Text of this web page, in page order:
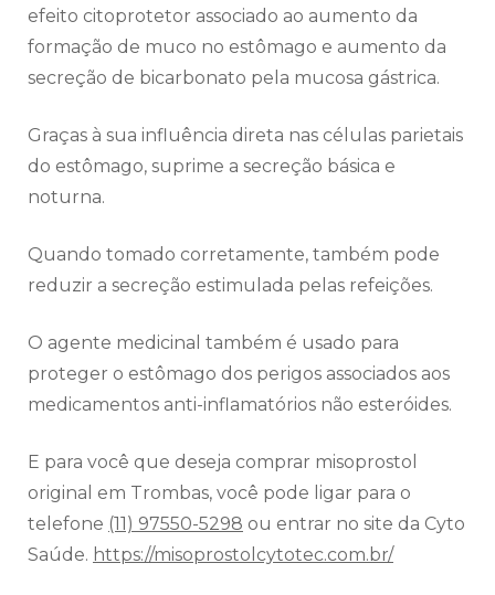
efeito citoprotetor associado ao aumento da
formação de muco no estômago e aumento da
secreção de bicarbonato pela mucosa gástrica.
Graças à sua influência direta nas células parietais
do estômago, suprime a secreção básica e
noturna.
Quando tomado corretamente, também pode
reduzir a secreção estimulada pelas refeições.
O agente medicinal também é usado para
proteger o estômago dos perigos associados aos
medicamentos anti-inflamatórios não esteróides.
E para você que deseja comprar misoprostol
original em Trombas, você pode ligar para o
telefone (11) 97550-5298 ou entrar no site da Cyto
Saúde. https://misoprostolcytotec.com.br/